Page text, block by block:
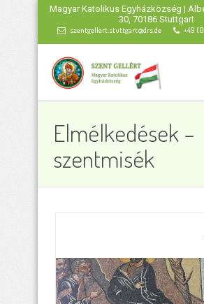
Magyar Katolikus Egyházközség |
30, 70186 Stuttgart
szentgellert.stuttgart@drs.de +49
Elmélkedések –
szentmisék